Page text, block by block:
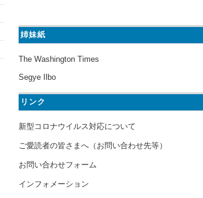
姉妹紙
The Washington Times
Segye Ilbo
リンク
新型コロナウイルス対応について
ご愛読者の皆さまへ（お問い合わせ先等）
お問い合わせフォーム
インフォメーション